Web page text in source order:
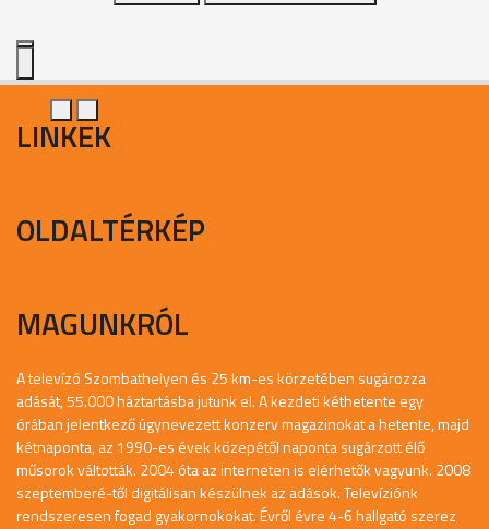
LINKEK
OLDALTÉRKÉP
MAGUNKRÓL
A televízó Szombathelyen és 25 km-es körzetében sugározza
adását, 55.000 háztartásba jutunk el. A kezdeti kéthetente egy
órában jelentkező úgynevezett konzerv magazinokat a hetente, majd
kétnaponta, az 1990-es évek közepétől naponta sugárzott élő
műsorok váltották. 2004 óta az interneten is elérhetők vagyunk. 2008
szeptemberé-től digitálisan készülnek az adások. Televíziónk
rendszeresen fogad gyakornokokat. Évről évre 4-6 hallgató szerez